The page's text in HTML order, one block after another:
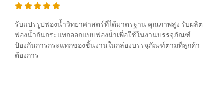
รับแปรรูปฟองน้ำวิทยาศาสตร์ที่ได้มาตรฐาน คุณภาพสูง รับผลิต
ฟองน้ำกันกระแทกออกแบบฟองน้ำเพื่อใช้ในงานบรรจุภัณฑ์
ป้องกันการกระแทกของชิ้นงานในกล่องบรรจุภัณฑ์ตามที่ลูกค้า
ต้องการ